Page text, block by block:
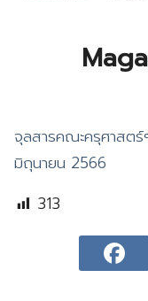
จุลสารคณะครุศาสตร์
มิถุนายน 2566
313